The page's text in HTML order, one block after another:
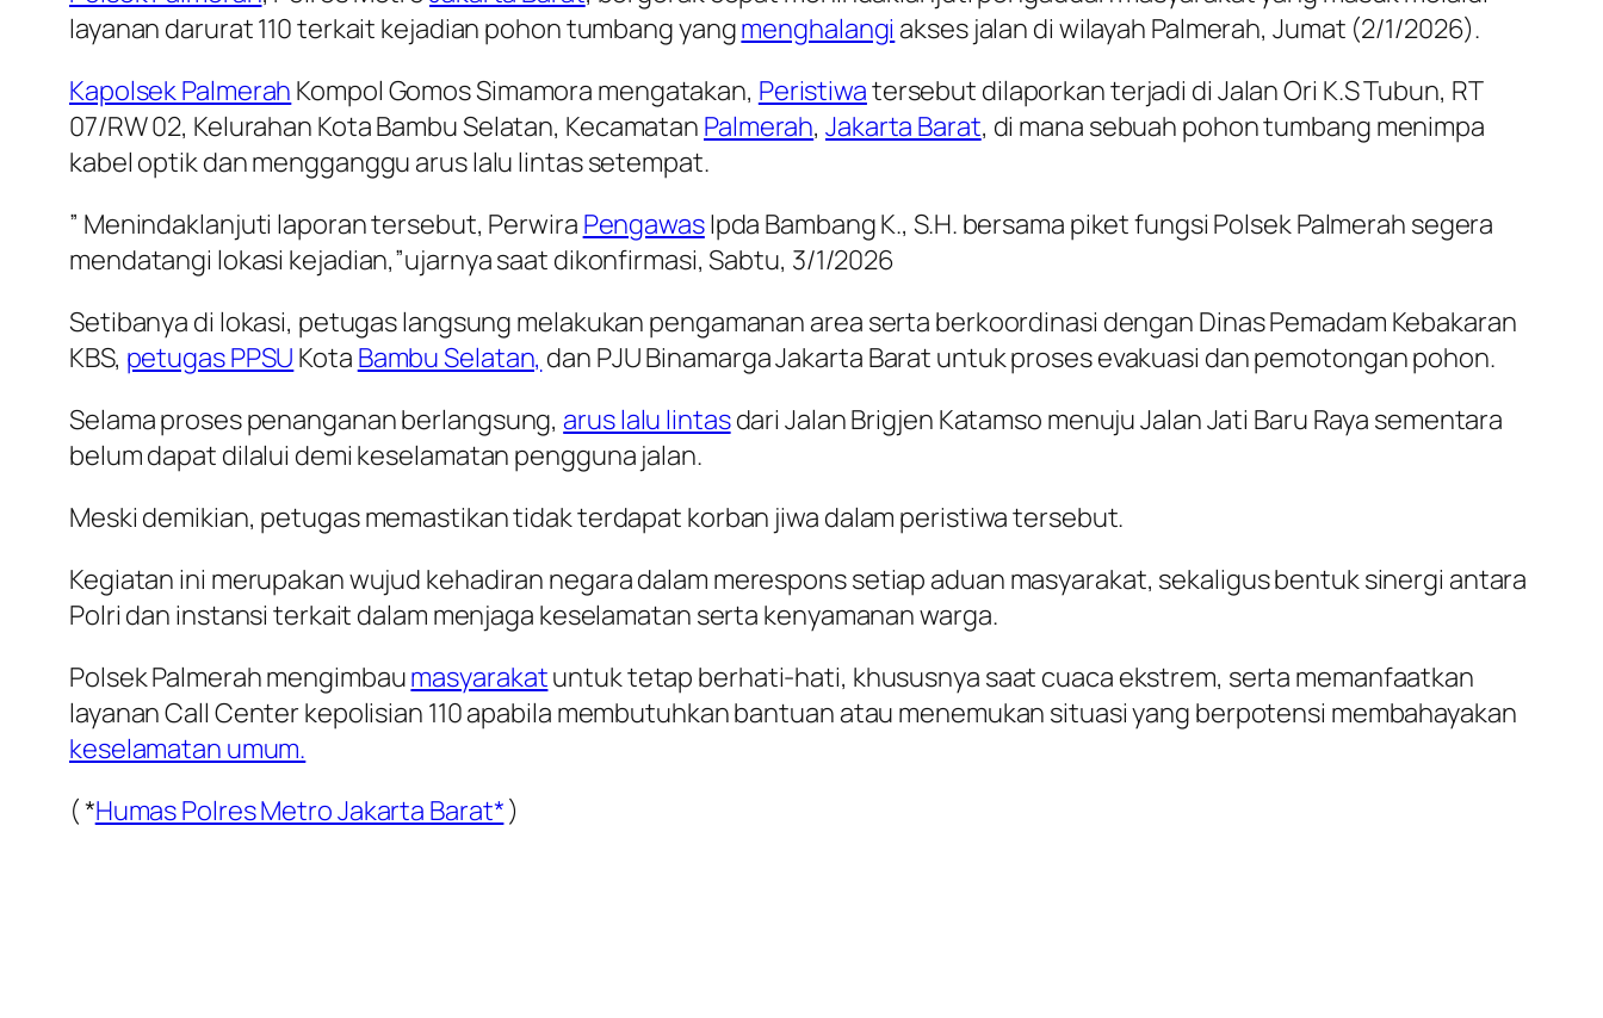
layanan darurat 110 terkait kejadian pohon tumbang yangmenghalangi akses jalan di wilayah Palmerah, Jumat (2/1/2026).
Kapolsek Palmerah Kompol Gomos Simamora mengatakan, Peristiwatersebut dilaporkan terjadi di Jalan Ori K.S Tubun, RT
07/RW 02, Kelurahan Kota Bambu Selatan, Kecamatan Palmerah,Jakarta Barat, di mana sebuah pohon tumbang menimpa
kabel optik dan mengganggu arus lalu lintas setempat.
” Menindaklanjuti laporan tersebut, Perwira PengawasIpda Bambang K., S.H. bersama piket fungsi Polsek Palmerah segera
mendatangi lokasi kejadian,”ujarnya saat dikonfirmasi, Sabtu, 3/1/2026
Setibanya di lokasi, petugas langsung melakukan pengamanan area serta berkoordinasi dengan Dinas Pemadam Kebakaran
KBS, petugas PPSU Kota Bambu Selatan, dan PJU Binamarga Jakarta Barat untuk proses evakuasi dan pemotongan pohon.
Selama proses penanganan berlangsung, arus lalu lintasdari Jalan Brigjen Katamso menuju Jalan Jati Baru Raya sementara
belum dapat dilalui demi keselamatan pengguna jalan.
Meski demikian, petugas memastikan tidak terdapat korban jiwa dalam peristiwa tersebut.
Kegiatan ini merupakan wujud kehadiran negara dalam merespons setiap aduan masyarakat, sekaligus bentuk sinergi antara
Polri dan instansi terkait dalam menjaga keselamatan serta kenyamanan warga.
Polsek Palmerah mengimbaumasyarakatuntuk tetap berhati-hati, khususnya saat cuaca ekstrem, serta memanfaatkan
layanan Call Center kepolisian 110 apabila membutuhkan bantuan atau menemukan situasi yang berpotensi membahayakan
keselamatan umum.
( *Humas Polres Metro Jakarta Barat*)